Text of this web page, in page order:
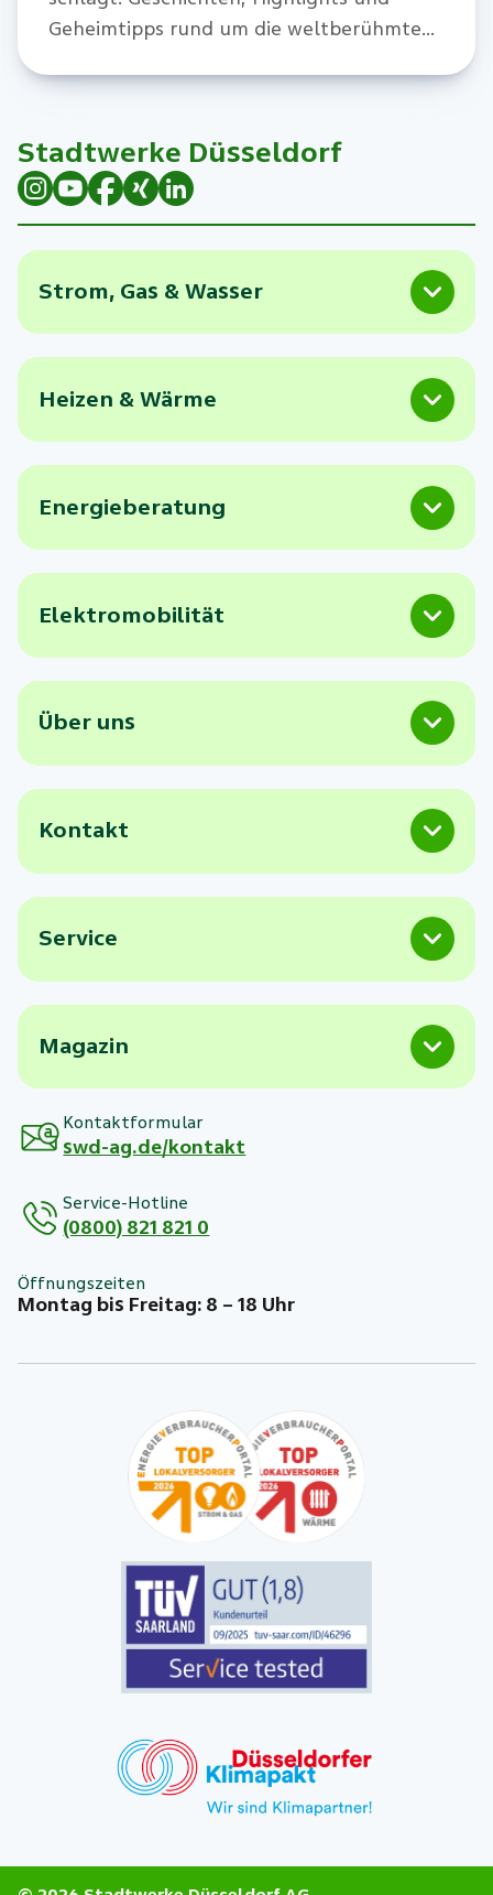
Geheimtipps rund um die weltberühmte
Stadtwerke Düsseldorf
Strom, Gas & Wasser
Heizen & Wärme
Energieberatung
Elektromobilität
Über uns
Kontakt
Service
Magazin
Kontaktformular
swd-ag.de/kontakt
Service-Hotline
(0800) 821 821 0
Öffnungszeiten
Montag bis Freitag: 8 – 18 Uhr